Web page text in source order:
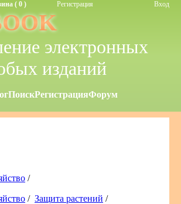
( 0 ) Регистрация Вход
электронных
изданий
ПоискРегистрацияФорум
/
/ Защита растений /